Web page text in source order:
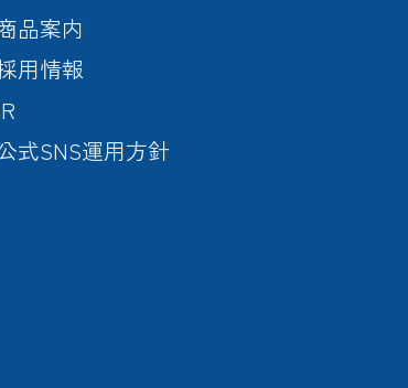
品案内
用情報
式SNS運用方針